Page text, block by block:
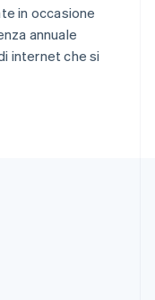
in occasione
annuale
internet che si